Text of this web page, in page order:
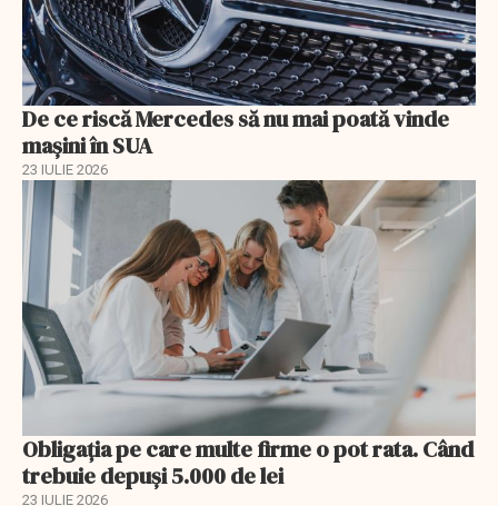
De ce riscă Mercedes să nu mai poată vinde
mașini în SUA
23 IULIE 2026
Obligația pe care multe firme o pot rata. Când
trebuie depuși 5.000 de lei
23 IULIE 2026